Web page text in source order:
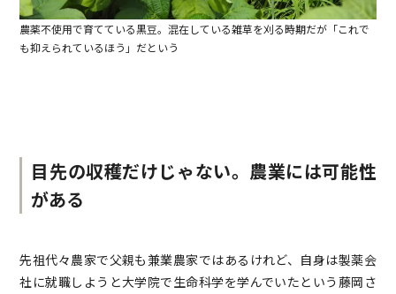
農薬不使用で育てている黒豆。混在している雑草を刈る時期だが「これで
も抑えられているほう」だという
目先の収穫だけじゃない。農業には可能性
がある
先祖代々農家で父親も兼業農家ではあるけれど、自身は製薬会
社に就職しようと大学院で生命科学を学んでいたという藤岡さ